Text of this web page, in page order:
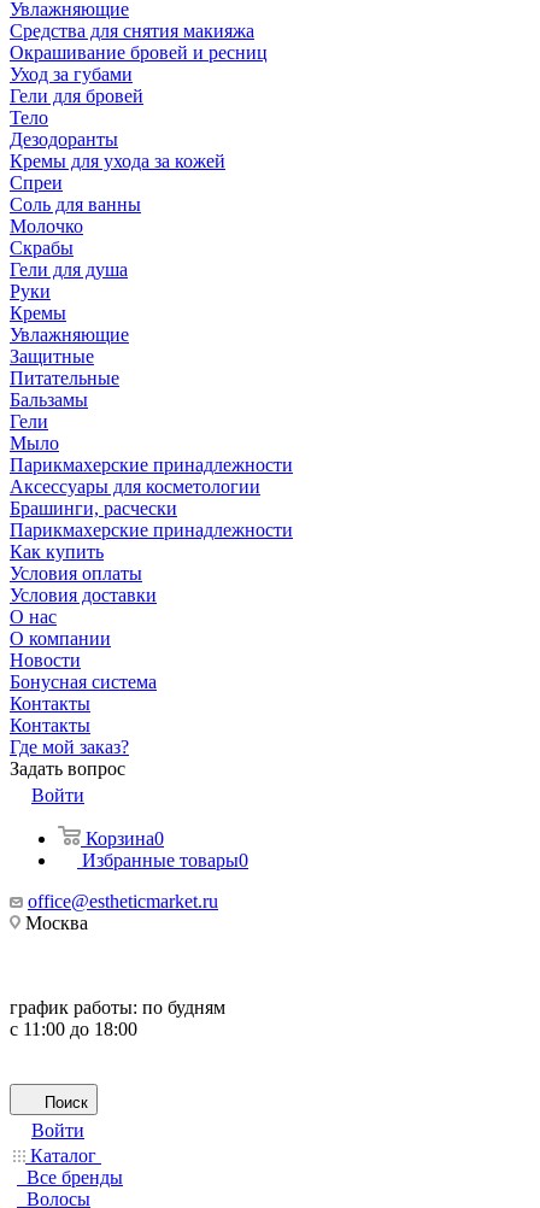
Увлажняющие
Средства для снятия макияжа
Окрашивание бровей и ресниц
Уход за губами
Гели для бровей
Тело
Дезодоранты
Кремы для ухода за кожей
Спреи
Соль для ванны
Молочко
Скрабы
Гели для душа
Руки
Кремы
Увлажняющие
Защитные
Питательные
Бальзамы
Гели
Мыло
Парикмахерские принадлежности
Аксессуары для косметологии
Брашинги, расчески
Парикмахерские принадлежности
Как купить
Условия оплаты
Условия доставки
О нас
О компании
Новости
Бонусная система
Контакты
Контакты
Где мой заказ?
Задать вопрос
Войти
Корзина0
Избранные товары0
office@estheticmarket.ru
Москва
график работы: по будням
с 11:00 до 18:00
Поиск
Войти
Каталог
Все бренды
Волосы